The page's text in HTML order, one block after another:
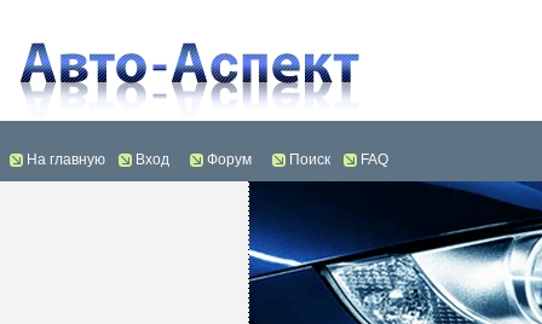
На главную Вход Форум Поиск FAQ